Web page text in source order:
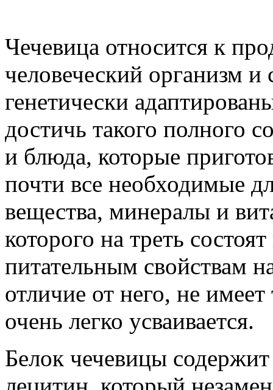
Чечевица относится к
человеческий организм
генетически
достичь такого полного
и блюда, которые
почти все необходимые
вещества, минералы и
которого на треть
питательным свойствам
отличие от него, не
очень легко усваивается.
Белок чечевицы